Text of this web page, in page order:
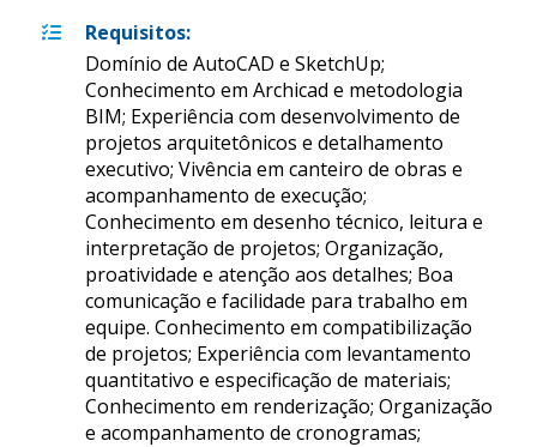
Requisitos:
Domínio de AutoCAD e SketchUp;
Conhecimento em Archicad e metodologia
BIM; Experiência com desenvolvimento de
projetos arquitetônicos e detalhamento
executivo; Vivência em canteiro de obras e
acompanhamento de execução;
Conhecimento em desenho técnico, leitura e
interpretação de projetos; Organização,
proatividade e atenção aos detalhes; Boa
comunicação e facilidade para trabalho em
equipe. Conhecimento em compatibilização
de projetos; Experiência com levantamento
quantitativo e especificação de materiais;
Conhecimento em renderização; Organização
e acompanhamento de cronogramas;